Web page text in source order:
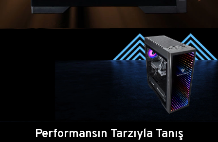
Performansın Tarzıyla Tanış